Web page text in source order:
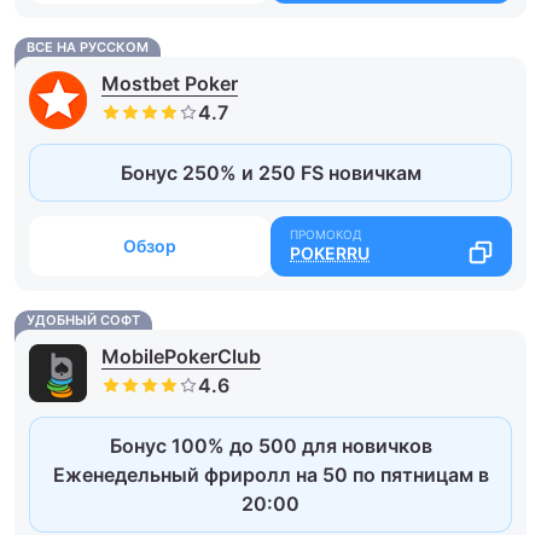
ВСЕ НА РУССКОМ
Mostbet Poker
Бонус 250% и 250 FS новичкам
Обзор POKERRU
УДОБНЫЙ СОФТ
MobilePokerClub
Бонус 100% до 500 для новичков
Еженедельный фриролл на 50 по пятницам в
20:00